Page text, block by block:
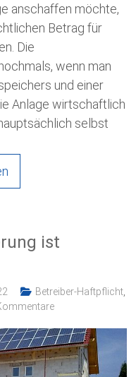
anschaffen möchte,
Betrag für
Die
wenn man
und einer
Anlage wirtschaftlich
selbst
ist
Betreiber-Haftpflicht